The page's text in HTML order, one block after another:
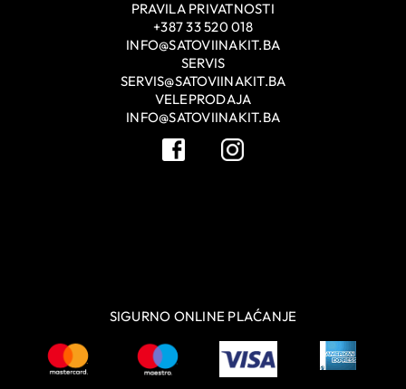
PRAVILA PRIVATNOSTI
+387 33 520 018
INFO@SATOVIINAKIT.BA
SERVIS
SERVIS@SATOVIINAKIT.BA
VELEPRODAJA
INFO@SATOVIINAKIT.BA
SIGURNO ONLINE PLAĆANJE